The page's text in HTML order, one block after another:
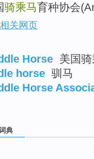
骑乘马育种协会
相关网页
Horse 美国
horse 驯马
Horse
典